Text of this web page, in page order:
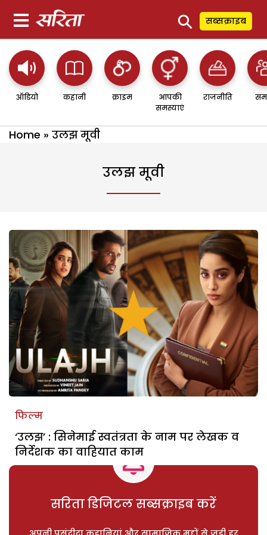
⚲ सब्सक्राइब
ऑडियो कहानी क्राइम
आपकी
समस्याएं
राजनीति
Home » उलझ मूवी
उलझ मूवी
फिल्म
‘उलझ’ : सिनेमाई स्वतंत्रता के नाम पर लेखक व
निर्देशक का वाहियात काम
सरिता डिजिटल सब्सक्राइब करें